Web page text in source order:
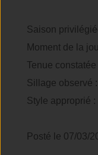
Saison
Moment de la
Tenue constatée
Sillage observé :
Style approprié :
Posté le 07/03/